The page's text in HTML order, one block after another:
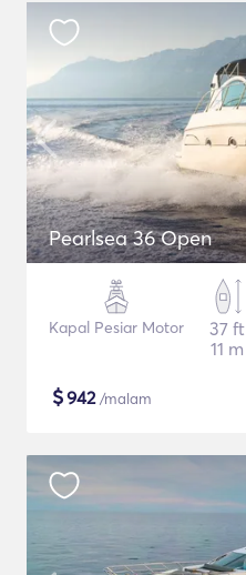
Pearlsea 36 Open
Kapal Pesiar Motor
37 ft
11 m
$942/malam